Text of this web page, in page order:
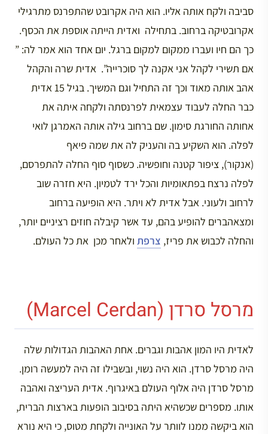
סביבה ולקח אותה אליו. הוא היה אקרובט שהתפרנס מתרגילי
אקרובטיקה ברחוב. בתחילה ואדית הייתה אוספת את הכסף.
כך הם חיו ועברו ממקום למקום ברגל. יום אחד הוא אמר לה: ”
אם תשירי לקהל אני אקנה לך סוכרייה”. אדית שרה והקהל
אהב אותה מאוד וכך זה התחיל וגם המשיך. בגיל 15 אדית
כבר החלה לעבוד עצמאית לפרנסתה ולקחה איתה את
אחותה החורגת סימון. שם ברחוב גילה אותה האמרגן לואי
לפלה. הוא השקיע בה והעניק לה את שמה פיאף
(אנקור), ציפור קטנה וחופשיה. כשסוף סוף החלה להתפרסם,
לפלה נרצח בפתאומיות והכל ירד לטמיון. היא חזרה שוב
לרחוב ולעוני. אבל אדית לא ויתר. היא הופיעה ברחוב
ומצאהברים להופיע בהם, עד אשר קיבלה חוזים רציניים יותר,
והחלה לכבוש את פריז, צרפת ולאחר מכן את כל העולם.
מרסל סרדן (Marcel Cerdan)
לאדית היו המון אהבות וגברים. אחת האהבות הגדולות שלה
היה מרסל סרדן. הוא היה נשוי, ובשבילו זה היה למעשה רומן.
מרסל סרדן היה אלוף העולם באיגרוף. אדית העריצה ואהבה
אותו. מספרים שכשהיא היתה בסיבוב הופעות בארצות הברית,
הוא ביקשה ממנו לוותר על האונייה ולקחת מטוס, כי היא נורא